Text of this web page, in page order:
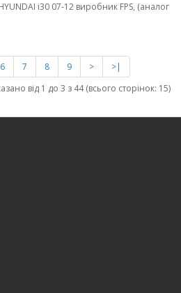
i30 07-12 виробник FPS, (аналог
6 7 8 9 >
>|
від 1 до 3 з 44 (всього сторінок: 15)